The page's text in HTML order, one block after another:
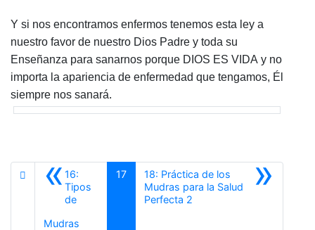
Y si nos encontramos enfermos tenemos esta ley a
nuestro favor de nuestro Dios Padre y toda su
Enseñanza para sanarnos porque DIOS ES VIDA y no
importa la apariencia de enfermedad que tengamos, Él
siempre nos sanará.
«16:
Tipos
de
Mudras
17 »
18: Práctica de los
Mudras para la Salud
Perfecta 2Siguiente